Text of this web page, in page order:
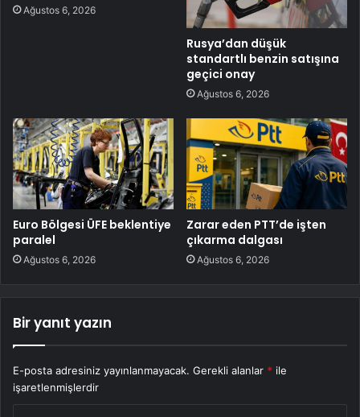
Ağustos 6, 2026
Rusya’dan düşük
standartlı benzin satışına
geçici onay
Ağustos 6, 2026
Euro Bölgesi ÜFE beklentiye
paralel
Ağustos 6, 2026
Zarar eden PTT’de işten
çıkarma dalgası
Ağustos 6, 2026
Bir yanıt yazın
E-posta adresiniz yayınlanmayacak. Gerekli alanlar * ile
işaretlenmişlerdir